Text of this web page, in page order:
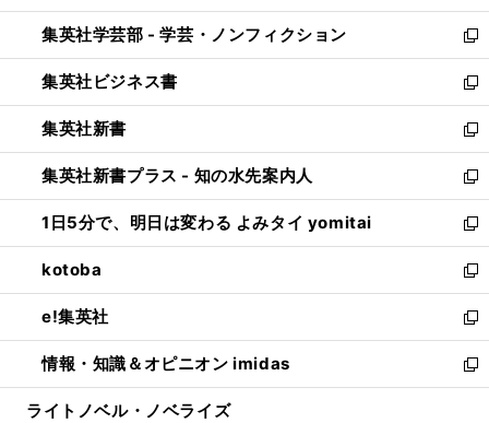
開
く
ウ
で
開
く
ン
ド
ウ
で
開
く
ウ
ィ
ン
ド
ウ
で
開
く
集英社学芸部 - 学芸・ノンフィクション
新
し
い
ウ
ィ
ン
ド
ウ
で
開
く
集英社ビジネス書
新
し
い
ウ
ィ
ン
ド
ウ
で
開
く
集英社新書
新
し
い
ウ
ィ
ン
ド
ウ
で
開
く
集英社新書プラス - 知の水先案内人
新
し
い
ウ
ィ
ン
ド
ウ
で
開
1日5分で、明日は変わる よみタイ yomitai
新
し
い
ウ
ィ
ン
ド
ウ
kotoba
新
し
い
ウ
ィ
ン
e!集英社
新
し
い
ウ
情報・知識＆オピニオン imidas
新
し
ライトノベル・ノベライズ